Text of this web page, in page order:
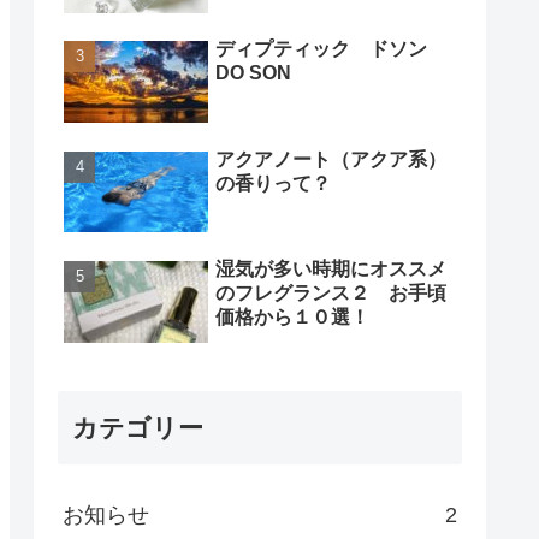
ディプティック ドソン
DO SON
アクアノート（アクア系）
の香りって？
湿気が多い時期にオススメ
のフレグランス２ お手頃
価格から１０選！
カテゴリー
お知らせ 2